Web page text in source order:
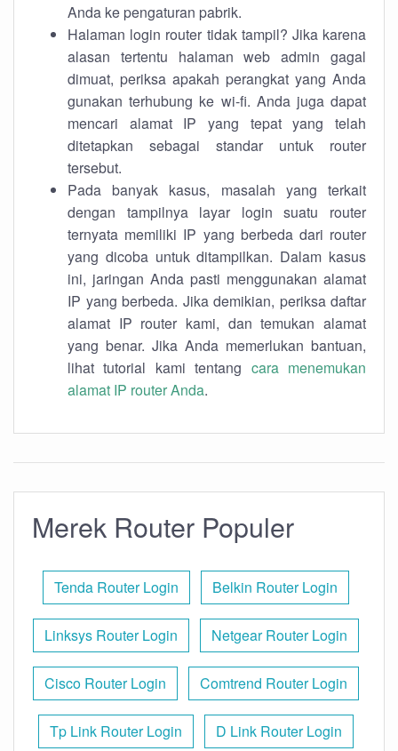
Anda ke pengaturan pabrik.
Halaman login router tidak tampil? Jika karena
alasan tertentu halaman web admin gagal
dimuat, periksa apakah perangkat yang Anda
gunakan terhubung ke wi-fi. Anda juga dapat
mencari alamat IP yang tepat yang telah
ditetapkan sebagai standar untuk router
tersebut.
Pada banyak kasus, masalah yang terkait
dengan tampilnya layar login suatu router
ternyata memiliki IP yang berbeda dari router
yang dicoba untuk ditampilkan. Dalam kasus
ini, jaringan Anda pasti menggunakan alamat
IP yang berbeda. Jika demikian, periksa daftar
alamat IP router kami, dan temukan alamat
yang benar. Jika Anda memerlukan bantuan,
lihat tutorial kami tentang cara menemukan
alamat IP router Anda.
Merek Router Populer
Tenda Router Login Belkin Router Login
Linksys Router Login Netgear Router Login
Cisco Router Login Comtrend Router Login
Tp Link Router Login D Link Router Login